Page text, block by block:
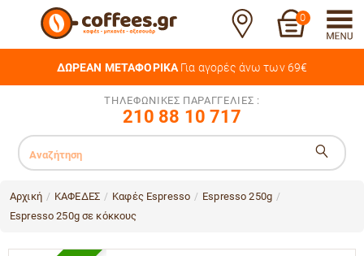
0
ΔΩΡΕΑΝ ΜΕΤΑΦΟΡΙΚΑ Για αγορές άνω των 69€
ΤΗΛΕΦΩΝΙΚΕΣ ΠΑΡΑΓΓΕΛΙΕΣ :
210 88 10 717
Αρχική / ΚΑΦΕΔΕΣ / Καφές Espresso / Espresso 250g /
Espresso 250g σε κόκκους